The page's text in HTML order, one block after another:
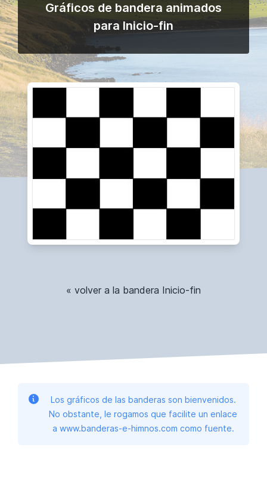
Gráficos de bandera animados
para Inicio-fin
« volver a la bandera Inicio-fin
Los gráficos de las banderas son bienvenidos.
No obstante, le rogamos que facilite un enlace
a www.banderas-e-himnos.com como fuente.